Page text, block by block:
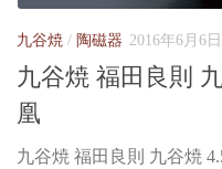
九谷焼 / 陶磁器 2016年6月6日
九谷焼 福田良則
凰
九谷焼 福田良則 九谷焼